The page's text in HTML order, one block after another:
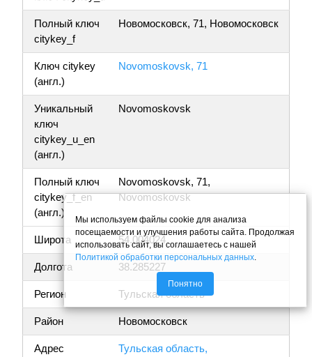
Полный ключ
citykey_f
Новомосковск, 71, Новомосковск
Ключ citykey
(англ.)
Novomoskovsk, 71
Уникальный
ключ
citykey_u_en
(англ.)
Novomoskovsk
Полный ключ
citykey_f_en
(англ.)
Novomoskovsk, 71,
Novomoskovsk
Широта 54.004024
Долгота 38.285227
Регион Тульская область
Район Новомосковск
Адрес
Тульская область,
Мы используем файлы cookie для анализа
посещаемости и улучшения работы сайта. Продолжая
использовать сайт, вы соглашаетесь с нашей
Политикой обработки персональных данных
Понятно